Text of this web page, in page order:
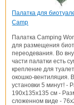
Палатка для
Camp
Палатка Camping
для размещения
переодевания. Во
части палатки есть
крепление для
окошко-вентиляция.
установки 5 минут! -
190х135х135 см -
сложенном виде -